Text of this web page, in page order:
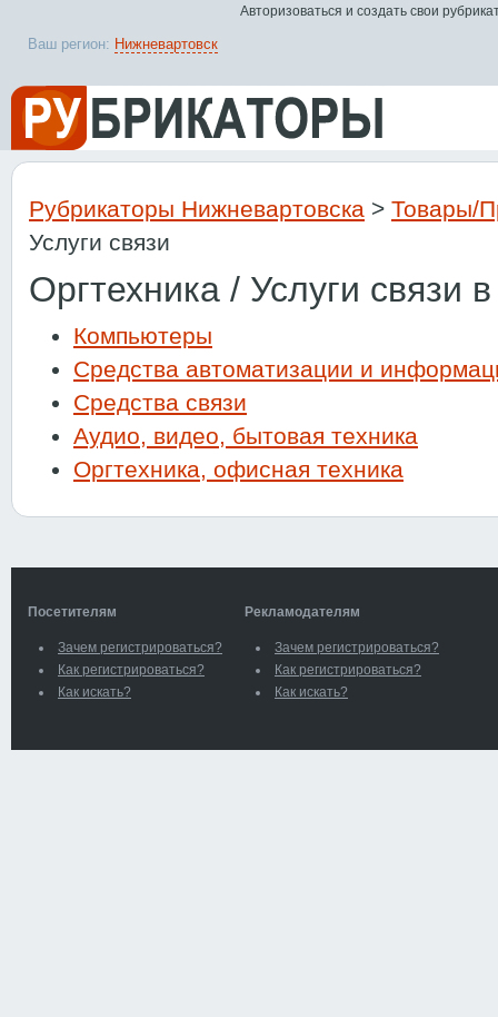
Рубрикаторы Нижневартовска > Товары/
Услуги связи
Оргтехника / Услуги связи
Компьютеры
Средства автоматизации и
Средства связи
Аудио, видео, бытовая техника
Оргтехника, офисная техника
Посетителям
Зачем регистрироваться?
Как регистрироваться?
Как искать?
Рекламодателям
Зачем регистрироваться?
Как регистрироваться?
Как искать?
Ваш регион: Нижневартовск
Авторизоваться и создать свои